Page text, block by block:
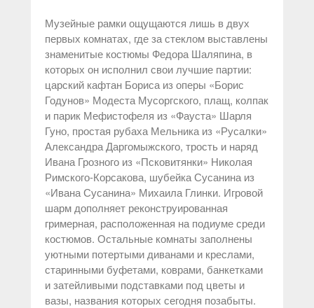
Музейные рамки ощущаются лишь в двух
первых комнатах, где за стеклом выставлены
знаменитые костюмы Федора Шаляпина, в
которых он исполнил свои лучшие партии:
царский кафтан Бориса из оперы «Борис
Годунов» Модеста Мусоргского, плащ, колпак
и парик Мефистофеля из «Фауста» Шарля
Гуно, простая рубаха Мельника из «Русалки»
Александра Даргомыжского, трость и наряд
Ивана Грозного из «Псковитянки» Николая
Римского-Корсакова, шубейка Сусанина из
«Ивана Сусанина» Михаила Глинки. Игровой
шарм дополняет реконструированная
гримерная, расположенная на подиуме среди
костюмов. Остальные комнаты заполнены
уютными потертыми диванами и креслами,
старинными буфетами, коврами, банкетками
и затейливыми подставками под цветы и
вазы, названия которых сегодня позабыты.